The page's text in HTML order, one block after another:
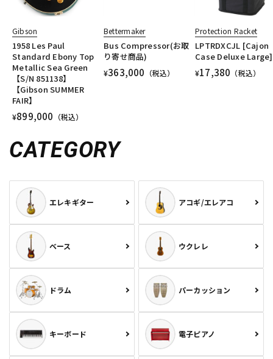
Gibson
1958 Les Paul
Standard Ebony Top
Metallic Sea Green
【S/N 851138】
【Gibson SUMMER
FAIR】
¥899,000 （税込）
Bettermaker
Bus Compressor(お取
り寄せ商品)
¥363,000 （税込）
Protection Racket
LPTRDXCJL [Cajon
Case Deluxe Large]
¥17,380 （税込）
CATEGORY
エレキギター アコギ/エレアコ
ベース ウクレレ
ドラム パーカッション
キーボード 電子ピアノ